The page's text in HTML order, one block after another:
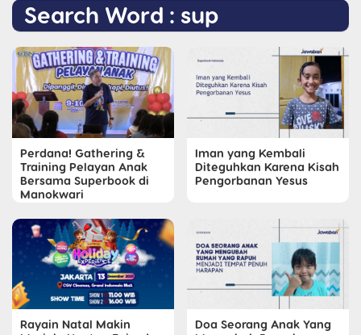
Search Word : sup
Perdana! Gathering &
Training Pelayan Anak
Bersama Superbook di
Manokwari
Iman yang Kembali
Diteguhkan Karena Kisah
Pengorbanan Yesus
Rayain Natal Makin
Doa Seorang Anak Yang